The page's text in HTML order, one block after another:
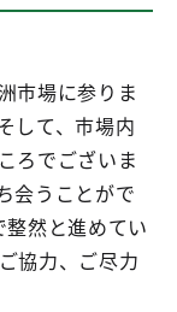
市場に参りま
して、市場内
ろでございま
会うことがで
然と進めてい
協力、ご尽力